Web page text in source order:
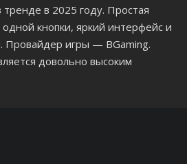
в 2025 году. Простая
кнопки, яркий интерфейс и
Провайдер игры — BGaming.
довольно высоким